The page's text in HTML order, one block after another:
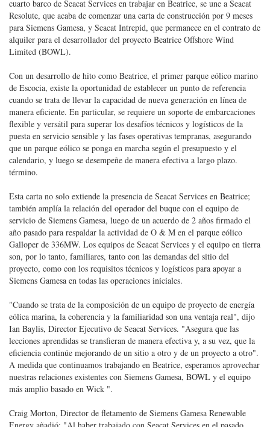
cuarto barco de Seacat Services en trabajar en Beatrice, se une a Seacat
Resolute, que acaba de comenzar una carta de construcción por 9 meses
para Siemens Gamesa, y Seacat Intrepid, que permanece en el contrato de
alquiler para el desarrollador del proyecto Beatrice Offshore Wind
Limited (BOWL).
Con un desarrollo de hito como Beatrice, el primer parque eólico marino
de Escocia, existe la oportunidad de establecer un punto de referencia
cuando se trata de llevar la capacidad de nueva generación en línea de
manera eficiente. En particular, se requiere un soporte de embarcaciones
flexible y versátil para superar los desafíos técnicos y logísticos de la
puesta en servicio sensible y las fases operativas tempranas, asegurando
que un parque eólico se ponga en marcha según el presupuesto y el
calendario, y luego se desempeñe de manera efectiva a largo plazo.
término.
Esta carta no solo extiende la presencia de Seacat Services en Beatrice;
también amplía la relación del operador del buque con el equipo de
servicio de Siemens Gamesa, luego de un acuerdo de 2 años firmado el
año pasado para respaldar la actividad de O & M en el parque eólico
Galloper de 336MW. Los equipos de Seacat Services y el equipo en tierra
son, por lo tanto, familiares, tanto con las demandas del sitio del
proyecto, como con los requisitos técnicos y logísticos para apoyar a
Siemens Gamesa en todas las operaciones iniciales.
"Cuando se trata de la composición de un equipo de proyecto de energía
eólica marina, la coherencia y la familiaridad son una ventaja real", dijo
Ian Baylis, Director Ejecutivo de Seacat Services. "Asegura que las
lecciones aprendidas se transfieran de manera efectiva y, a su vez, que la
eficiencia continúe mejorando de un sitio a otro y de un proyecto a otro".
A medida que continuamos trabajando en Beatrice, esperamos aprovechar
nuestras relaciones existentes con Siemens Gamesa, BOWL y el equipo
más amplio basado en Wick ".
Craig Morton, Director de fletamento de Siemens Gamesa Renewable
Energy añadió: "Al haber trabajado con Seacat Services en el pasado,